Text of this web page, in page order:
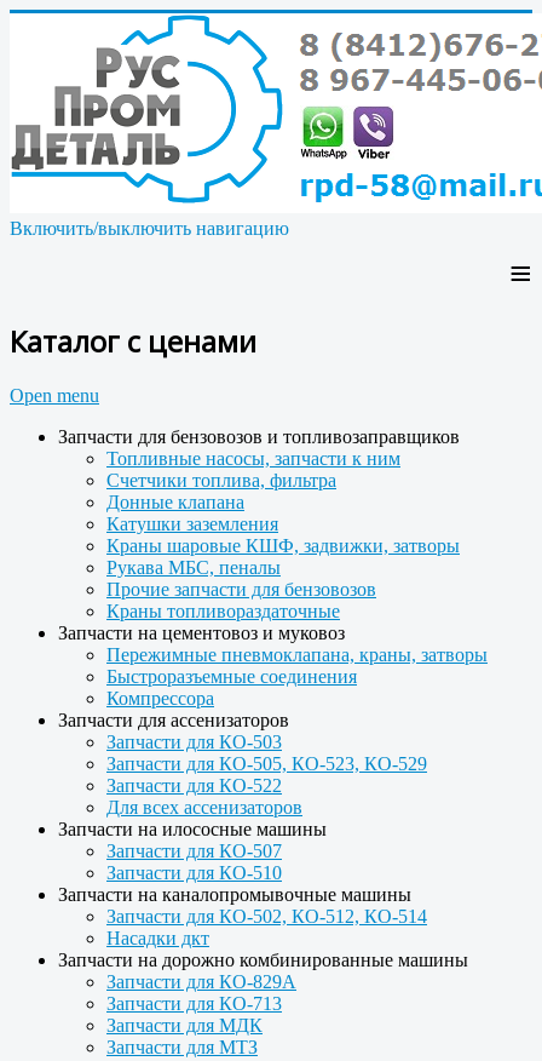
Включить/выключить навигацию
≡
Каталог с ценами
Open menu
Запчасти для бензовозов и топливозаправщиков
Топливные насосы, запчасти к ним
Счетчики топлива, фильтра
Донные клапана
Катушки заземления
Краны шаровые КШФ, задвижки, затворы
Рукава МБС, пеналы
Прочие запчасти для бензовозов
Краны топливораздаточные
Запчасти на цементовоз и муковоз
Пережимные пневмоклапана, краны, затворы
Быстроразъемные соединения
Компрессора
Запчасти для ассенизаторов
Запчасти для КО-503
Запчасти для КО-505, КО-523, КО-529
Запчасти для КО-522
Для всех ассенизаторов
Запчасти на илососные машины
Запчасти для КО-507
Запчасти для КО-510
Запчасти на каналопромывочные машины
Запчасти для КО-502, КО-512, КО-514
Насадки дкт
Запчасти на дорожно комбинированные машины
Запчасти для КО-829А
Запчасти для КО-713
Запчасти для МДК
Запчасти для МТЗ